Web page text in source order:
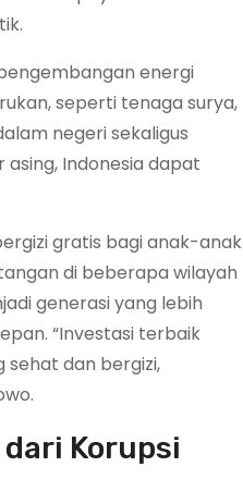
energi
seperti tenaga surya,
negeri sekaligus
Indonesia dapat
gratis bagi anak-anak
di beberapa wilayah
generasi yang lebih
“Investasi terbaik
sehat dan bergizi,
Korupsi